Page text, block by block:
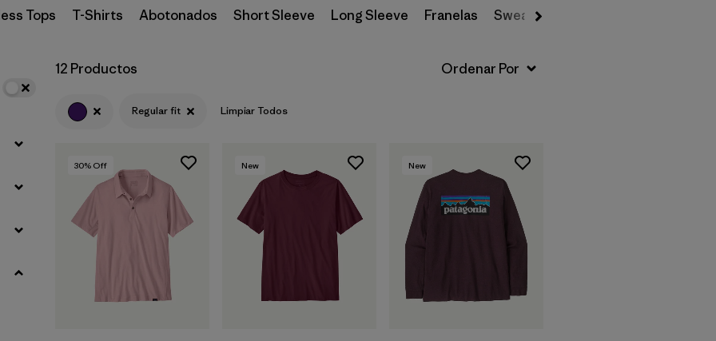
Filtrar por
Color
(12)
(69) (56) (51)
Tops T-Shirts Abotonados Short Sleeve Long Sleeve Franelas Sweatshirts & Hoodies
12 Productos
Regular fit Limpiar Todos
30% Off New New